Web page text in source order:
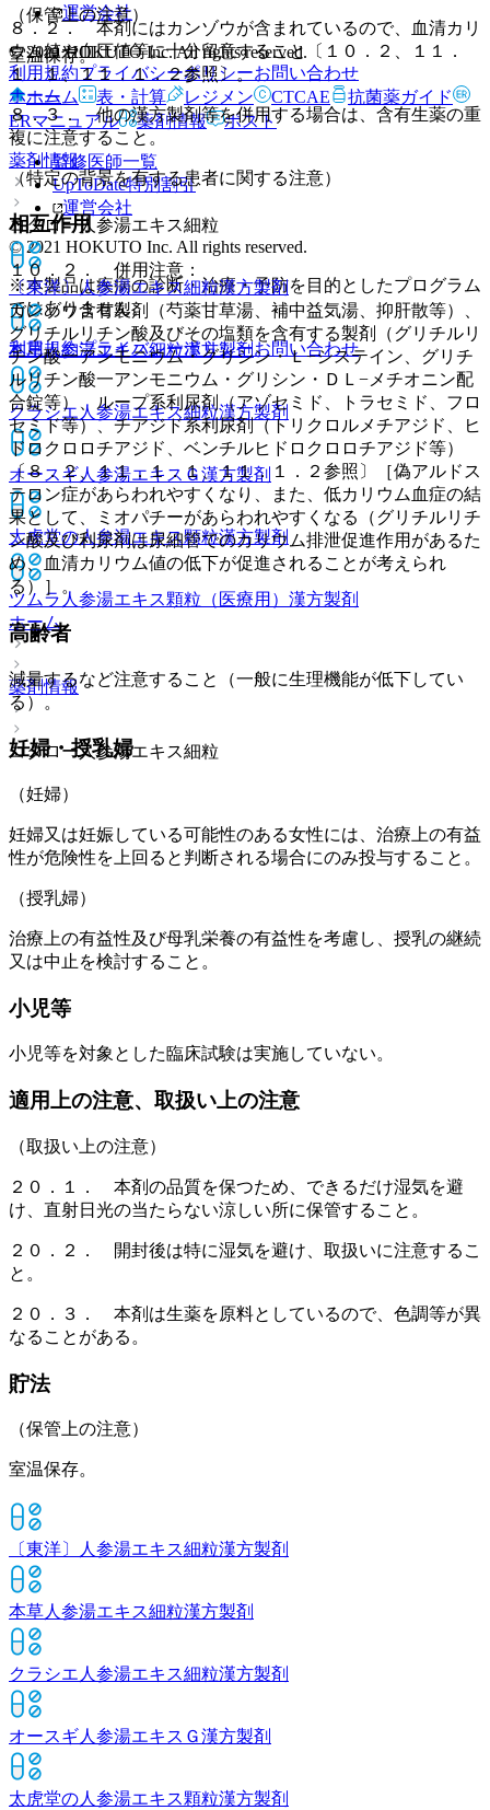
（保管上の注意）
室温保存。
ホーム
薬剤情報
コタロー人参湯エキス細粒
〔東洋〕人参湯エキス細粒漢方製剤
本草人参湯エキス細粒漢方製剤
クラシエ人参湯エキス細粒漢方製剤
オースギ人参湯エキスＧ漢方製剤
太虎堂の人参湯エキス顆粒漢方製剤
ツムラ人参湯エキス顆粒（医療用） 漢方製剤
ホーム
薬剤情報
コタロー人参湯エキス細粒
８．２． 本剤にはカンゾウが含まれているので、血清カリ
ウム値や血圧値等に十分留意すること〔１０．２、１１．
１．１、１１．１．２参照〕。
８．３． 他の漢方製剤等を併用する場合は、含有生薬の重
複に注意すること。
（特定の背景を有する患者に関する注意）
相互作用
１０．２． 併用注意：
カンゾウ含有製剤（芍薬甘草湯、補中益気湯、抑肝散等）、
グリチルリチン酸及びその塩類を含有する製剤（グリチルリ
チン酸一アンモニウム・グリシン・Ｌ−システイン、グリチ
ルリチン酸一アンモニウム・グリシン・ＤＬ−メチオニン配
合錠等）、ループ系利尿剤（アゾセミド、トラセミド、フロ
セミド等）、チアジド系利尿剤（トリクロルメチアジド、ヒ
ドロクロロチアジド、ベンチルヒドロクロロチアジド等）
〔８．２、１１．１．１、１１．１．２参照〕［偽アルドス
テロン症があらわれやすくなり、また、低カリウム血症の結
果として、ミオパチーがあらわれやすくなる（グリチルリチ
ン酸及び利尿剤は尿細管でのカリウム排泄促進作用があるた
め、血清カリウム値の低下が促進されることが考えられ
る）］。
高齢者
減量するなど注意すること（一般に生理機能が低下してい
る）。
妊婦・授乳婦
（妊婦）
妊婦又は妊娠している可能性のある女性には、治療上の有益
性が危険性を上回ると判断される場合にのみ投与すること。
（授乳婦）
治療上の有益性及び母乳栄養の有益性を考慮し、授乳の継続
又は中止を検討すること。
小児等
小児等を対象とした臨床試験は実施していない。
適用上の注意、取扱い上の注意
（取扱い上の注意）
２０．１． 本剤の品質を保つため、できるだけ湿気を避
け、直射日光の当たらない涼しい所に保管すること。
２０．２． 開封後は特に湿気を避け、取扱いに注意するこ
と。
２０．３． 本剤は生薬を原料としているので、色調等が異
なることがある。
貯法
（保管上の注意）
室温保存。
〔東洋〕人参湯エキス細粒漢方製剤
本草人参湯エキス細粒漢方製剤
クラシエ人参湯エキス細粒漢方製剤
オースギ人参湯エキスＧ漢方製剤
太虎堂の人参湯エキス顆粒漢方製剤
運営会社
© 2021 HOKUTO Inc. All rights reserved.
利用規約プライバシーポリシーお問い合わせ
ホーム
表・計算 レジメン CTCAE
抗菌薬ガイド
ERマニュアル
薬剤情報 ポスト
監修医師一覧
UpToDate特別割引
運営会社
© 2021 HOKUTO Inc. All rights reserved.
※本製品は疾病の診断・治療・予防を目的としたプログラム
ではありません。
利用規約プライバシーポリシーお問い合わせ